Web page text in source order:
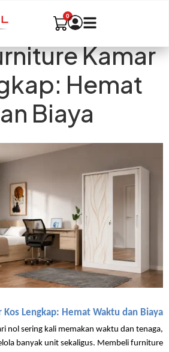
Kamar
Hemat
Biaya
Lengkap: Hemat Waktu dan Biaya
nol sering kali memakan waktu dan tenaga,
banyak unit sekaligus. Membeli furniture